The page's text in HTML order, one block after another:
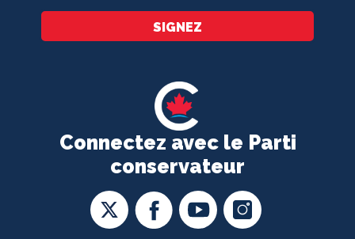
Connectez avec le Parti
conservateur
SIGNEZ